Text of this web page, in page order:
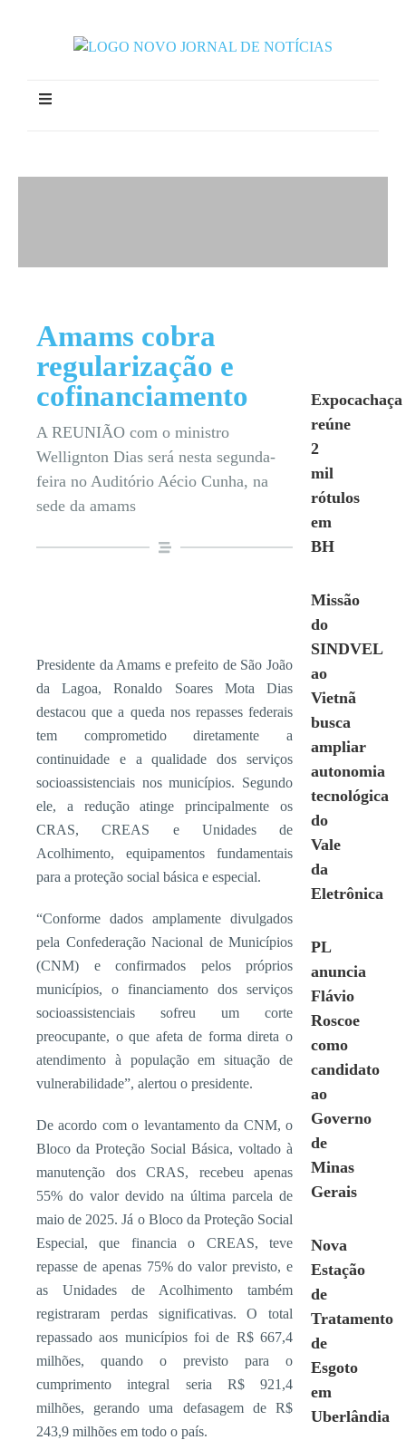
Amams cobra
regularização e
cofinanciamento
A REUNIÃO com o ministro
Wellignton Dias será nesta segunda-
feira no Auditório Aécio Cunha, na
sede da amams
Presidente da Amams e prefeito de São João
da Lagoa, Ronaldo Soares Mota Dias
destacou que a queda nos repasses federais
tem comprometido diretamente a
continuidade e a qualidade dos serviços
socioassistenciais nos municípios. Segundo
ele, a redução atinge principalmente os
CRAS, CREAS e Unidades de
Acolhimento, equipamentos fundamentais
para a proteção social básica e especial.
“Conforme dados amplamente divulgados
pela Confederação Nacional de Municípios
(CNM) e confirmados pelos próprios
municípios, o financiamento dos serviços
socioassistenciais sofreu um corte
preocupante, o que afeta de forma direta o
atendimento à população em situação de
vulnerabilidade”, alertou o presidente.
De acordo com o levantamento da CNM, o
Bloco da Proteção Social Básica, voltado à
manutenção dos CRAS, recebeu apenas
55% do valor devido na última parcela de
maio de 2025. Já o Bloco da Proteção Social
Especial, que financia o CREAS, teve
repasse de apenas 75% do valor previsto, e
as Unidades de Acolhimento também
registraram perdas significativas. O total
repassado aos municípios foi de R$ 667,4
milhões, quando o previsto para o
cumprimento integral seria R$ 921,4
milhões, gerando uma defasagem de R$
243,9 milhões em todo o país.
Expocachaça
reúne
2
mil
rótulos
em
BH
Missão
do
SINDVEL
ao
Vietnã
busca
ampliar
autonomia
tecnológica
do
Vale
da
Eletrônica
PL
anuncia
Flávio
Roscoe
como
candidato
ao
Governo
de
Minas
Gerais
Nova
Estação
de
Tratamento
de
Esgoto
em
Uberlândia